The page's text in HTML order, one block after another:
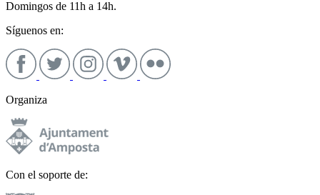
Domingos de 11h a 14h.
Síguenos en:
Organiza
Con el soporte de: